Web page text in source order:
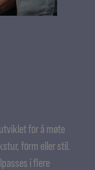
for å møte
form eller stil.
i flere